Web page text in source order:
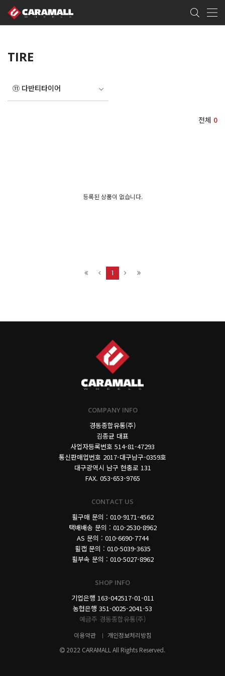
TIRE
⑪ 다반티타이어
전체 0
등록된 상품이 없습니다.
1
COMPANY INFO
경동종합유통(주)
김종균 대표
사업자등록번호 514-81-47293
통신판매업번호 2017-대구남구-0359호
대구광역시 남구 현충로 131
FAX. 053-653-9765
CONTACT US
휠구매 문의 : 010-9171-4562
택배배송 문의 : 010-2530-8962
AS 문의 : 010-6690-7744
휠캡 문의 : 010-5039-3635
휠부속 문의 : 010-5027-8962
SHOP INFO
기업은행 163-042517-01-011
농협은행 351-0025-2041-53
예금주 경동종합유통(주)
이용약관
개인정보처리방침
2022 CARAMALL All Rights Reserved.